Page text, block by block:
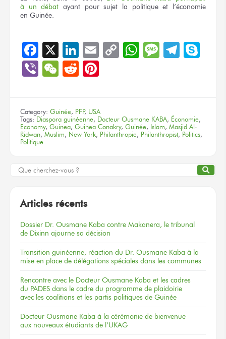
à un débat ayant pour sujet la politique et l’économie
en Guinée.
Facebook
X LinkedIn
EmailCopyWhatsApp
Message
ViberWeChat
Reddit
Category: Guinée, PFP, USA
Tags: Diaspora guinéenne, Docteur Ousmane KABA, Économie,
Economy, Guinea, Guinea Conakry, Guinée, Islam, Masjid Al-
Ridwan, Muslim, New York, Philanthropie, Philanthropist, Politics,
Politique
Articles récents
Dossier Dr. Ousmane Kaba contre Makanera, le tribunal
de Dixinn ajourne sa décision
Transition guinéenne, réaction du Dr. Ousmane Kaba à la
mise en place de délégations spéciales dans les communes
Rencontre avec le Docteur Ousmane Kaba et les cadres
du PADES dans le cadre du programme de plaidoirie
avec les coalitions et les partis politiques de Guinée
Docteur Ousmane Kaba à la cérémonie de bienvenue
aux nouveaux étudiants de l’UKAG